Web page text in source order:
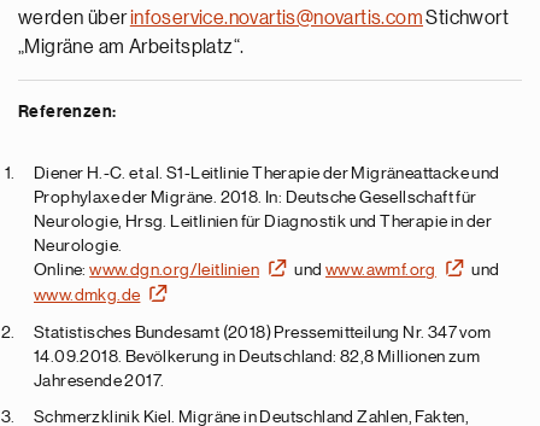
werden überinfoservice.novartis@novartis.comStichwort
„Migräne am Arbeitsplatz“.
Referenzen:
Diener H.-C. et al. S1-Leitlinie Therapie der Migräneattacke und
Prophylaxe der Migräne. 2018. In: Deutsche Gesellschaft für
Neurologie, Hrsg. Leitlinien für Diagnostik und Therapie in der
Neurologie.
Online:www.dgn.org/leitlinien undwww.awmf.org
und
www.dmkg.de
Statistisches Bundesamt (2018) Pressemitteilung Nr. 347 vom
14.09.2018. Bevölkerung in Deutschland: 82,8 Millionen zum
Jahresende 2017.
Schmerzklinik Kiel. Migräne in Deutschland Zahlen, Fakten,